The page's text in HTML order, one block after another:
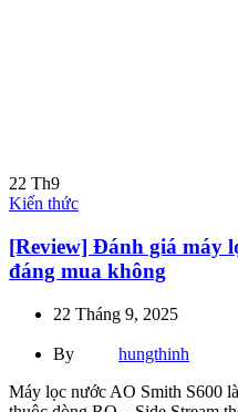
22 Th9
Kiến thức
[Review] Đánh giá máy
đáng mua không
22 Tháng 9, 2025
By
hungthinh
Máy lọc nước AO Smith S600